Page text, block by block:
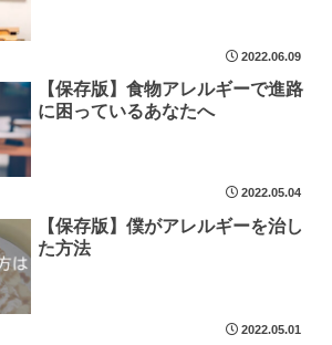
2022.06.09
【保存版】食物アレルギーで進路
に困っているあなたへ
2022.05.04
【保存版】僕がアレルギーを治し
た方法
2022.05.01